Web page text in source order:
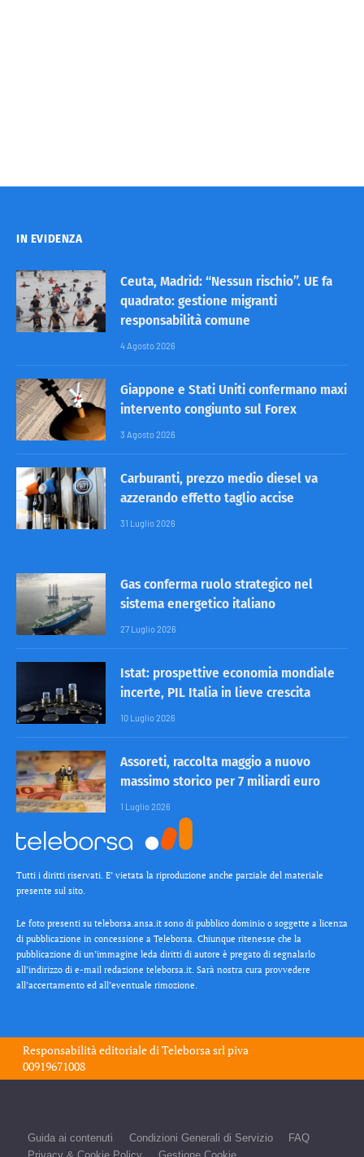
IN EVIDENZA
Ceuta, Madrid: “Nessun rischio”. UE fa
quadrato: gestione migranti
responsabilità comune
4 Agosto 2026
Giappone e Stati Uniti confermano maxi
intervento congiunto sul Forex
3 Agosto 2026
Carburanti, prezzo medio diesel va
azzerando effetto taglio accise
31 Luglio 2026
Gas conferma ruolo strategico nel
sistema energetico italiano
27 Luglio 2026
Istat: prospettive economia mondiale
incerte, PIL Italia in lieve crescita
10 Luglio 2026
Assoreti, raccolta maggio a nuovo
massimo storico per 7 miliardi euro
1 Luglio 2026
Tutti i diritti riservati. E’ vietata la riproduzione anche parziale del materiale
presente sul sito.
Le foto presenti su teleborsa.ansa.it sono di pubblico dominio o soggette a licenza
di pubblicazione in concessione a Teleborsa. Chiunque ritenesse che la
pubblicazione di un’immagine leda diritti di autore è pregato di segnalarlo
all’indirizzo di e-mail redazione teleborsa.it. Sarà nostra cura provvedere
all’accertamento ed all’eventuale rimozione.
Responsabilità editoriale diTeleborsa srl piva
00919671008
Guida ai contenuti Condizioni Generali di Servizio
FAQ